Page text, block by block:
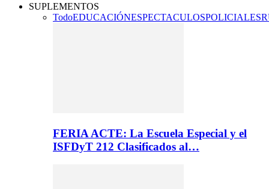
SUPLEMENTOS
TodoEDUCACIÓNESPECTACULOSPOLICIALES
FERIA ACTE: La Escuela Especial y el
ISFDyT 212 Clasificados al…